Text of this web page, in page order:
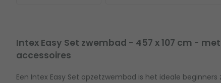
Intex Easy Set zwembad - 457 x 107 cm -
accessoires
Een Intex Easy Set opzetzwembad is het ideale